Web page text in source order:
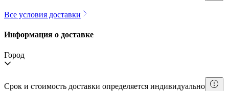
Все условия доставки
Информация о доставке
Город
Срок и стоимость доставки определяется индивидуально